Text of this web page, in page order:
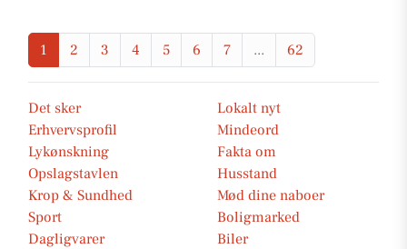
1 2 3 4 5 6 7 ... 62
Det sker
Lokalt nyt
Erhvervsprofil
Mindeord
Lykønskning
Fakta om
Opslagstavlen
Husstand
Krop & Sundhed
Mød dine naboer
Sport
Boligmarked
Dagligvarer
Biler